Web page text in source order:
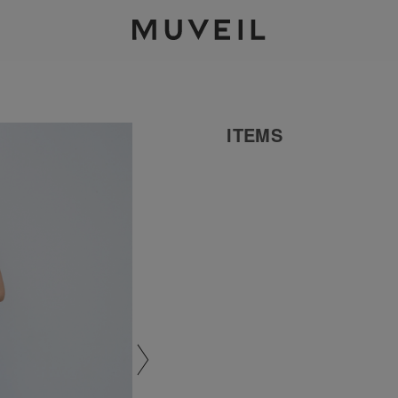
2026 AUTUMN WINTER COLLECTION
ITEMS